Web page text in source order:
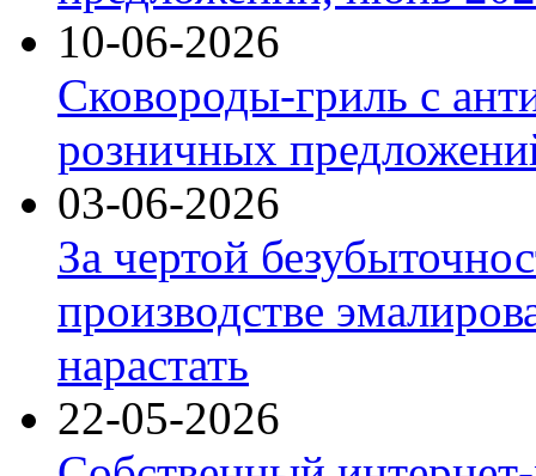
10-06-2026
Сковороды-гриль с
розничных
03-06-2026
За чертой
производстве
нарастать
22-05-2026